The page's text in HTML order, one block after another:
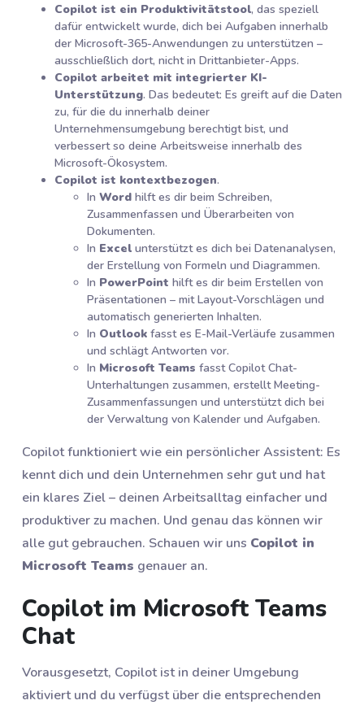
Copilot ist ein Produktivitätstool, das speziell
dafür entwickelt wurde, dich bei Aufgaben innerhalb
der Microsoft-365-Anwendungen zu unterstützen –
ausschließlich dort, nicht in Drittanbieter-Apps.
Copilot arbeitet mit integrierter KI-
Unterstützung. Das bedeutet: Es greift auf die Daten
zu, für die du innerhalb deiner
Unternehmensumgebung berechtigt bist, und
verbessert so deine Arbeitsweise innerhalb des
Microsoft-Ökosystem.
Copilot ist kontextbezogen.
In Word hilft es dir beim Schreiben,
Zusammenfassen und Überarbeiten von
Dokumenten.
In Excel unterstützt es dich bei Datenanalysen,
der Erstellung von Formeln und Diagrammen.
In PowerPoint hilft es dir beim Erstellen von
Präsentationen – mit Layout-Vorschlägen und
automatisch generierten Inhalten.
In Outlook fasst es E-Mail-Verläufe zusammen
und schlägt Antworten vor.
In Microsoft Teams fasst Copilot Chat-
Unterhaltungen zusammen, erstellt Meeting-
Zusammenfassungen und unterstützt dich bei
der Verwaltung von Kalender und Aufgaben.
Copilot funktioniert wie ein persönlicher Assistent: Es
kennt dich und dein Unternehmen sehr gut und hat
ein klares Ziel – deinen Arbeitsalltag einfacher und
produktiver zu machen. Und genau das können wir
alle gut gebrauchen. Schauen wir uns Copilot in
Microsoft Teams genauer an.
Copilot im Microsoft Teams
Chat
Vorausgesetzt, Copilot ist in deiner Umgebung
aktiviert und du verfügst über die entsprechenden